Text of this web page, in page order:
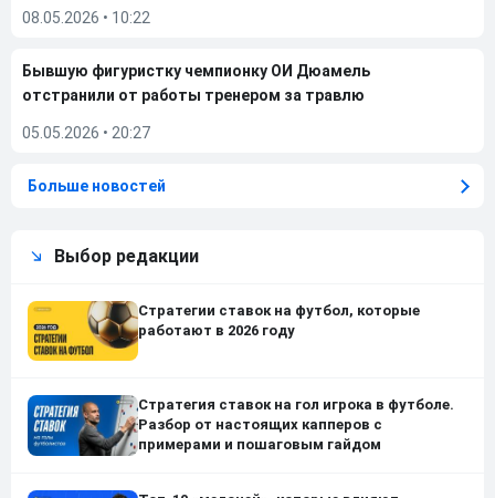
08.05.2026 • 10:22
Бывшую фигуристку чемпионку ОИ Дюамель
отстранили от работы тренером за травлю
05.05.2026 • 20:27
Больше новостей
Выбор редакции
Стратегии ставок на футбол, которые
работают в 2026 году
Стратегия ставок на гол игрока в футболе.
Разбор от настоящих капперов с
примерами и пошаговым гайдом